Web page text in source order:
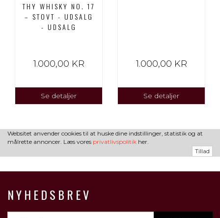
THY WHISKY NO. 17
– STOVT - UDSALG
- UDSALG
1.000,00 KR
Se detaljer
1.000,00 KR
Se detaljer
Websitet anvender cookies til at huske dine indstillinger, statistik og at
målrette annoncer. Læs vores privatlivspolitik her.
Tillad
NYHEDSBREV